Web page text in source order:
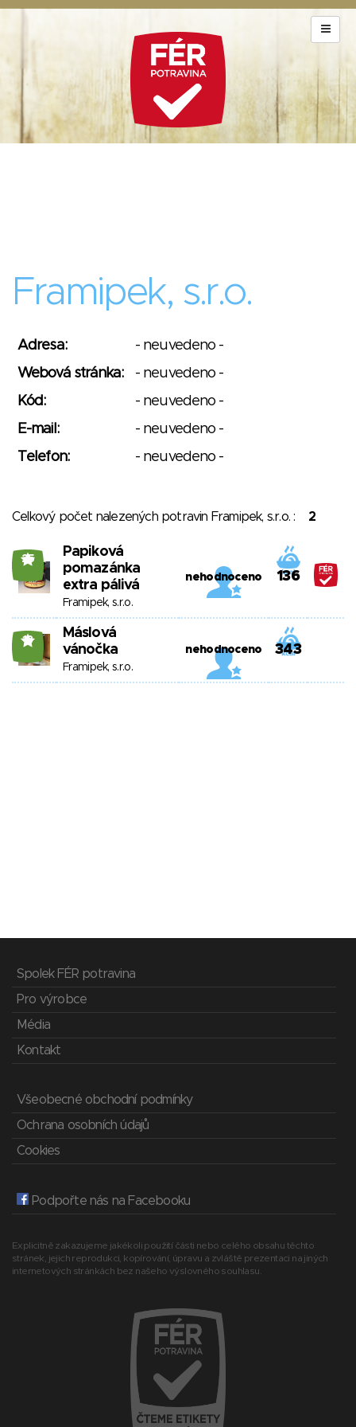
Framipek, s.r.o.
Adresa:
- neuvedeno -
Webová stránka:
- neuvedeno -
Kód:
- neuvedeno -
E-mail:
- neuvedeno -
Telefon:
- neuvedeno -
Celkový počet nalezených potravin Framipek, s.r.o. : 2
25
Papiková
pomazánka
extra pálivá
Framipek, s.r.o.
nehodnoceno 136
18
Máslová
vánočka
Framipek, s.r.o.
nehodnoceno 343
Spolek FÉR potravina
Pro výrobce
Média
Kontakt
Všeobecné obchodní podmínky
Ochrana osobních údajů
Cookies
Podpořte nás na Facebooku
Explicitně zakazujeme jakékoli použití části nebo celého obsahu těchto
stránek, jejich reprodukci, kopírování, úpravu a zvláště prezentaci na jiných
internetových stránkách bez našeho výslovného souhlasu.